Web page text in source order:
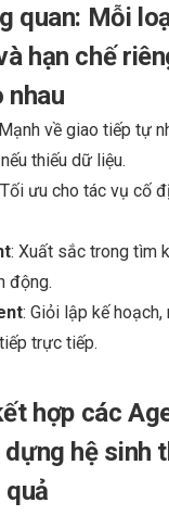
quan: Mỗi
hạn chế
nhau
về giao tiếp tự
thiếu dữ liệu.
ưu cho tác vụ cố
: Xuất sắc trong tìm
động.
: Giỏi lập kế
trực tiếp.
hợp các
dựng hệ sinh
quả